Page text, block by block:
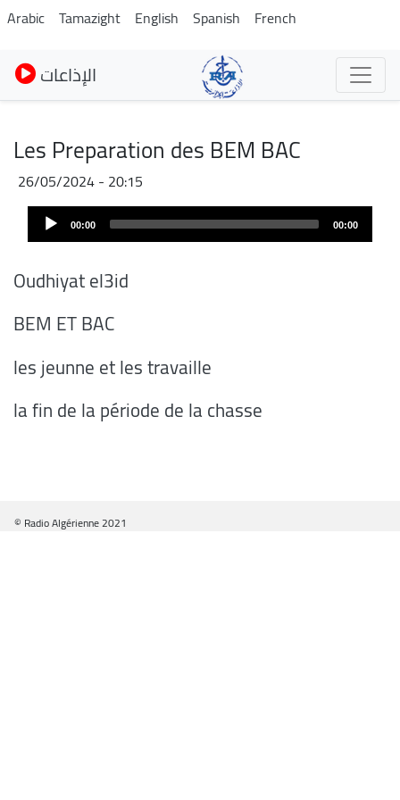
Skip
to
main
content
Arabic Tamazight English Spanish French
الإذاعات
Les Preparation des BEM BAC
26/05/2024 - 20:15
Audio
Player 00:00 00:00
Oudhiyat el3id
BEM ET BAC
les jeunne et les travaille
la fin de la période de la chasse
© Radio Algérienne 2021